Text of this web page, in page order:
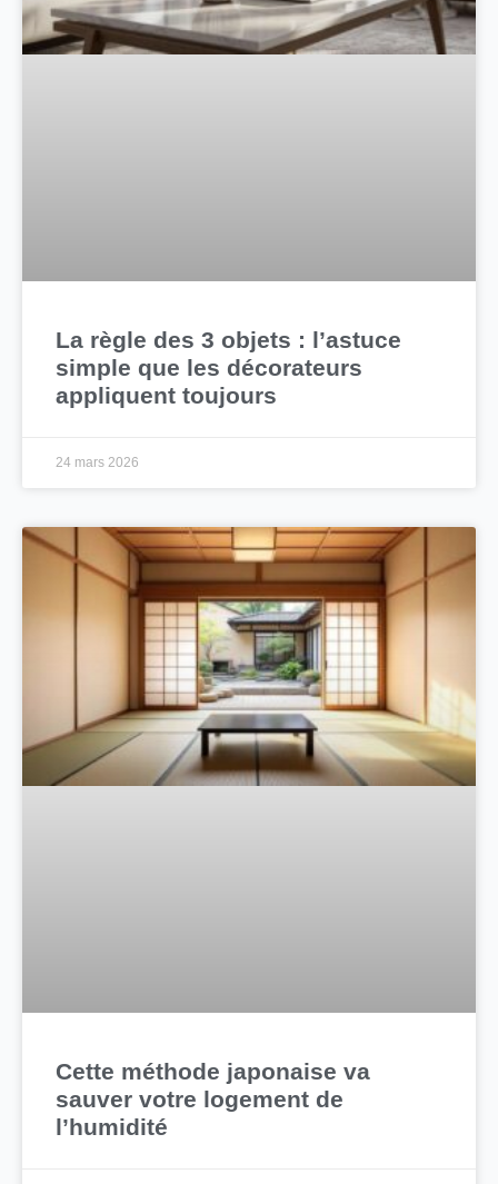
La règle des 3 objets : l’astuce
simple que les décorateurs
appliquent toujours
24 mars 2026
Cette méthode japonaise va
sauver votre logement de
l’humidité